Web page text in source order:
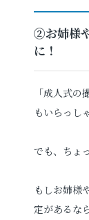
②お姉様
に！
「成人式
もいらっし
でも、ちょ
もしお姉様
定があるな